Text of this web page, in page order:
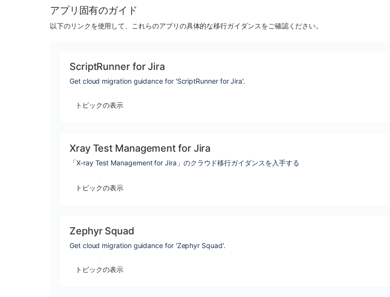
アプリ固有のガイド
以下のリンクを使用して、これらのアプリの具体的な移行ガイダンスをご確認ください。
ScriptRunner for Jira
Get cloud migration guidance for 'ScriptRunner for Jira'.
トピックの表示
Xray Test Management for Jira
「X-ray Test Management for Jira」のクラウド移行ガイダンスを入手する
トピックの表示
Zephyr Squad
Get cloud migration guidance for 'Zephyr Squad'.
トピックの表示